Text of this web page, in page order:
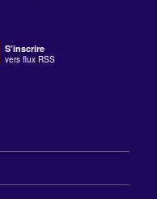
S’inscrire
vers flux RSS